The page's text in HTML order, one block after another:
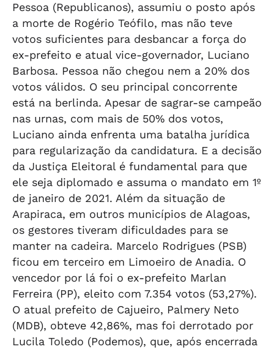
Pessoa (Republicanos), assumiu o posto após
a morte de Rogério Teófilo, mas não teve
votos suficientes para desbancar a força do
ex-prefeito e atual vice-governador, Luciano
Barbosa. Pessoa não chegou nem a 20% dos
votos válidos. O seu principal concorrente
está na berlinda. Apesar de sagrar-se campeão
nas urnas, com mais de 50% dos votos,
Luciano ainda enfrenta uma batalha jurídica
para regularização da candidatura. E a decisão
da Justiça Eleitoral é fundamental para que
ele seja diplomado e assuma o mandato em 1º
de janeiro de 2021. Além da situação de
Arapiraca, em outros municípios de Alagoas,
os gestores tiveram dificuldades para se
manter na cadeira. Marcelo Rodrigues (PSB)
ficou em terceiro em Limoeiro de Anadia. O
vencedor por lá foi o ex-prefeito Marlan
Ferreira (PP), eleito com 7.354 votos (53,27%).
O atual prefeito de Cajueiro, Palmery Neto
(MDB), obteve 42,86%, mas foi derrotado por
Lucila Toledo (Podemos), que, após encerrada